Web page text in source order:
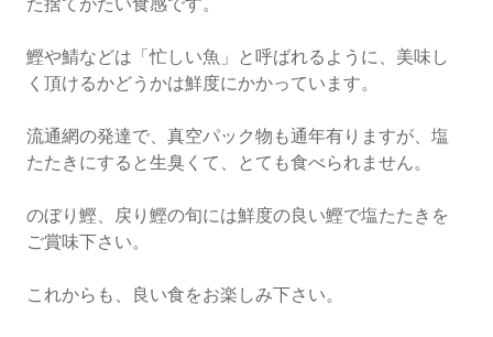
た捨てがたい食感です。
鰹や鯖などは「忙しい魚」と呼ばれるように、美味し
く頂けるかどうかは鮮度にかかっています。
流通網の発達で、真空パック物も通年有りますが、塩
たたきにすると生臭くて、とても食べられません。
のぼり鰹、戻り鰹の旬には鮮度の良い鰹で塩たたきを
ご賞味下さい。
これからも、良い食をお楽しみ下さい。